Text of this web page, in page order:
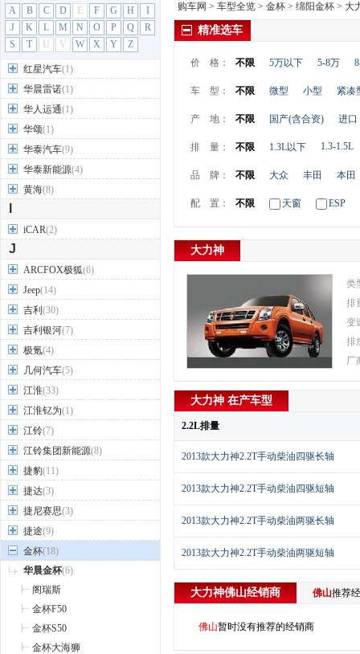
A B C D E F G H
I
J
K L M N O P Q
R
S
T U V W X Y Z
合创 (1)
恒天汽车(3)
红旗(12)
红星汽车(1)
华晨雷诺(1)
华人运通(1)
华颂(1)
华泰汽车(9)
华泰新能源(4)
黄海(8)
iCAR(2)
J
ARCFOX极狐(6)
Jeep(14)
吉利 (30)
吉利银河(7)
极氪(4)
几何汽车(5)
江淮(33)
江淮钇为(1)
江铃(7)
江铃集团新能源(8)
捷豹(11)
捷达(3)
捷尼赛思(3)
捷途(9)
金杯(18)
华晨金杯(6)
阁瑞斯
金杯F50
金杯S50
金杯大海狮
购车网 > 车型全览 > 金杯 > 绵阳金杯 > 大
精准选车
价 格： 不限 5万以下 5-8万
车 型： 不限 微型 小型 紧凑
产 地： 不限 国产(含合资) 进口
排 量： 不限 1.3L以下 1.3-1.5L
品 牌： 不限 大众 丰田 本田
配 置： 不限 天窗 ESP
大力神
类
排
变
排
厂
大力神 在产车型
2.2L排量
2013款大力神2.2T手动柴油四驱长轴
2013款大力神2.2T手动柴油四驱短轴
2013款大力神2.2T手动柴油两驱长轴
2013款大力神2.2T手动柴油两驱短轴
大力神佛山经销商 佛山推荐
佛山暂时没有推荐的经销商